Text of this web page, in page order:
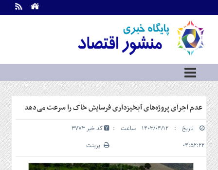
اطلاعات
تماس
ما
درباره
ما
سرویس
ها
بازار
سرمایه
و
بورس
عدم اجرای پروژه‌های آبخیزداری فرسایش خاک را سرعت می‌دهد
تاریخ : ۱۴۰۳/۰۴/۱۲ ساعت :
۰۴:۵۲:۲۲
کد خبر 3773
پرینت